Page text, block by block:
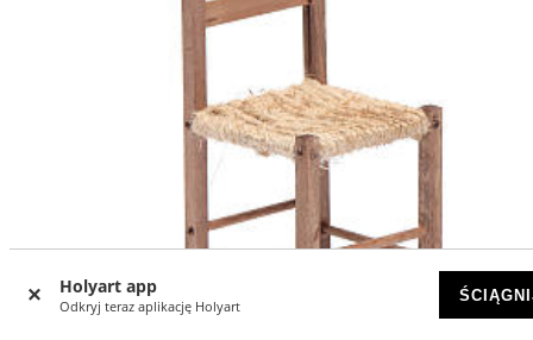
Holyart app
Odkryj teraz aplikację Holyart